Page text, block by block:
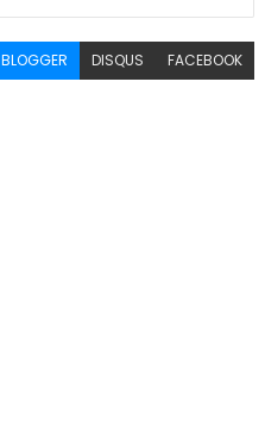
BLOGGER DISQUS FACEBOOK